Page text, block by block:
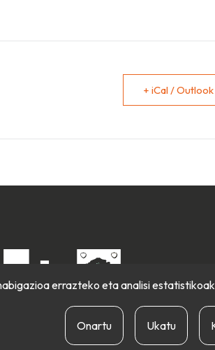
+ iCal /
errazteko eta analisi
Onartu Ukatu